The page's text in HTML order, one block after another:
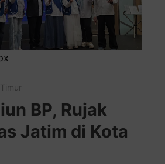
BP, Rujak
Jatim di Kota